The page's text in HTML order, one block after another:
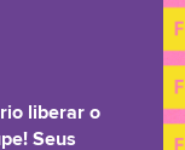
liberar o
Seus